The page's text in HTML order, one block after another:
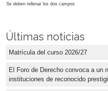
Se deben rellenar los dos campos
Últimas noticias
Matrícula del curso 2026/27
El Foro de Derecho convoca a un
instituciones de reconocido